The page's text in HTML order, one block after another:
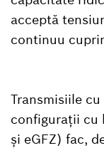
acceptă
continuu
Transmisiile
configurații cu
și eGFZ) fac,